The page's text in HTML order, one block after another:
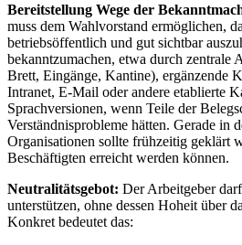
Bereitstellung Wege der
muss dem Wahlvorstand ermöglichen,
betriebsöffentlich und gut sichtbar
bekanntzumachen, etwa durch zentrale
Brett, Eingänge, Kantine), ergänzende
Intranet, E-Mail oder andere etablierte
Sprachversionen, wenn Teile der
Verständnisprobleme hätten. Gerade in
Organisationen sollte frühzeitig geklärt
Beschäftigten erreicht werden können.
Neutralitätsgebot: Der Arbeitgeber
unterstützen, ohne dessen Hoheit über
Konkret bedeutet das: